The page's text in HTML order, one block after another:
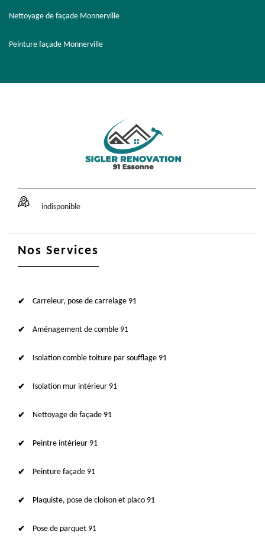
Nettoyage de façade Monnerville
Peinture façade Monnerville
indisponible
Nos Services
Carreleur, pose de carrelage 91
Aménagement de comble 91
Isolation comble toiture par soufflage 91
Isolation mur intérieur 91
Nettoyage de façade 91
Peintre intérieur 91
Peinture façade 91
Plaquiste, pose de cloison et placo 91
Pose de parquet 91